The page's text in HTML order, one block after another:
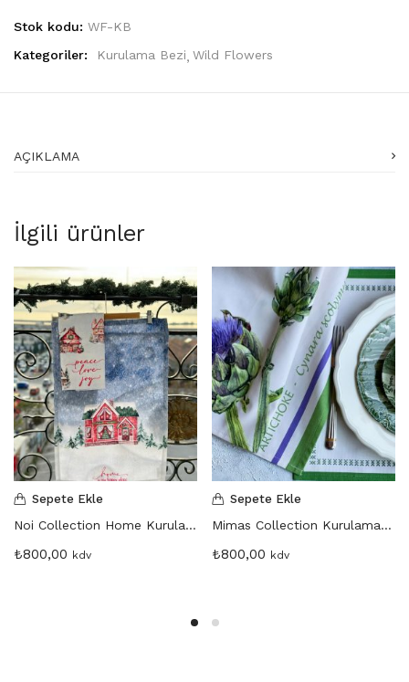
Stok kodu: WF-KB
Kategoriler:
Kurulama Bezi Wild Flowers
AÇIKLAMA
İlgili ürünler
Sepete Ekle
Noi Collection Home Kurulama Bezi ( 2’li Set )
₺800,00 kdv
Sepete Ekle
Mimas Collection Kurulama Bezi
₺800,00 kdv